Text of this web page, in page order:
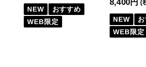
NEW
おすすめ
WEB限定
8,400円 (
NEW
WEB限定